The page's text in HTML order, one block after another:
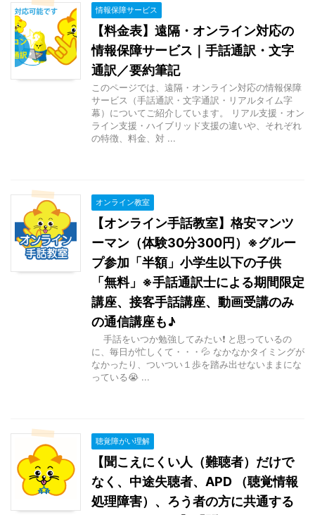
情報保障サービス
【料金表】遠隔・オンライン対応の
情報保障サービス｜手話通訳・文字
通訳／要約筆記
このページでは、遠隔・オンライン対応の情報保障
サービス（手話通訳・文字通訳・リアルタイム字
幕）についてご紹介しています。 リアル支援・オン
ライン支援・ハイブリッド支援の違いや、それぞれ
の特徴、料金、対 ...
オンライン教室
【オンライン手話教室】格安マンツ
ーマン（体験30分300円）※グルー
プ参加「半額」小学生以下の子供
「無料」※手話通訳士による期間限定
講座、接客手話講座、動画受講のみ
の通信講座も♪
手話をいつか勉強してみたい❗ と思っているの
に、毎日が忙しくて・・・💦 なかなかタイミングが
なかったり、ついつい１歩を踏み出せないままにな
っている😭 ...
聴覚障がい理解
【聞こえにくい人（難聴者）だけで
なく、中途失聴者、APD （聴覚情報
処理障害）、ろう者の方に共通する